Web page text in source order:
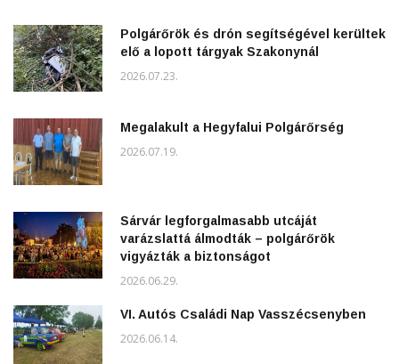
Polgárőrök és drón segítségével kerültek
elő a lopott tárgyak Szakonynál
2026.07.23.
Megalakult a Hegyfalui Polgárőrség
2026.07.19.
Sárvár legforgalmasabb utcáját
varázslattá álmodták – polgárőrök
vigyázták a biztonságot
2026.06.29.
VI. Autós Családi Nap Vasszécsenyben
2026.06.14.